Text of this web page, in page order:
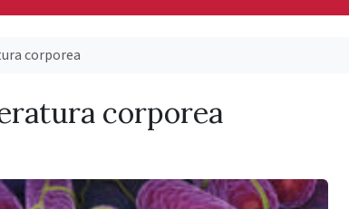
corporea
corporea